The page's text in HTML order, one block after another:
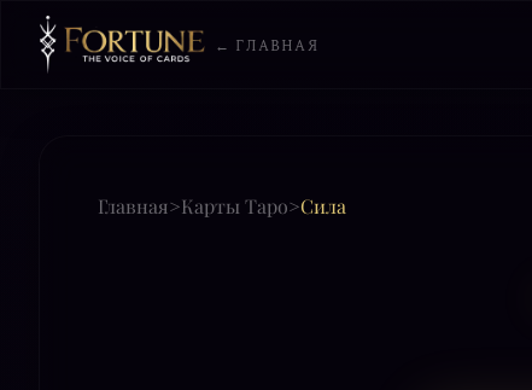
← ГЛАВНАЯ
Главная>Карты Таро>Сила